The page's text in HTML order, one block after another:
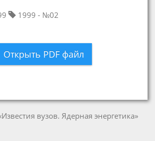
1999 - №02
Открыть PDF файл
вузов. Ядерная энергетика»